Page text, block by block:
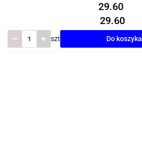
29.60
29.60
szt Do koszyka